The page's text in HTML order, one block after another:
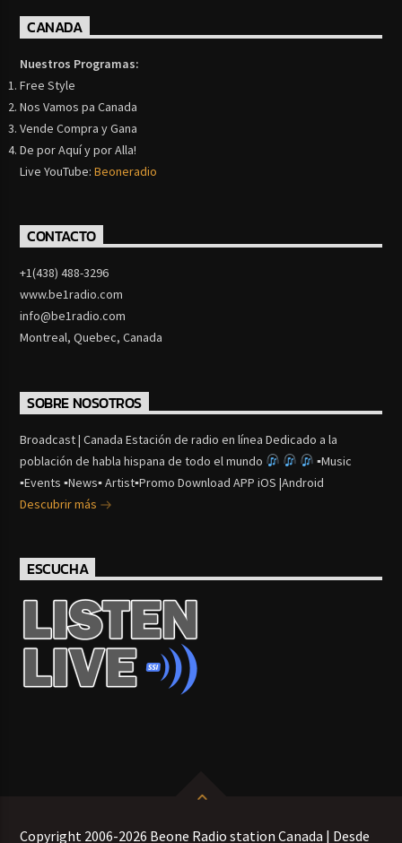
CANADA
Nuestros Programas:
Free Style
Nos Vamos pa Canada
Vende Compra y Gana
De por Aquí y por Alla!
Live YouTube:Beoneradio
CONTACTO
+1(438) 488-3296
www.be1radio.com
info@be1radio.com
Montreal, Quebec, Canada
SOBRE NOSOTROS
Broadcast | Canada Estación de radio en línea Dedicado a la
población de habla hispana de todo el mundo
▪Music
▪Events ▪News▪ Artist▪Promo Download APP iOS |Android
Descubrir más
ESCUCHA
Copyright 2006-2026 Beone Radio station Canada | Desde